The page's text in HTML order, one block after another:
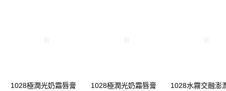
1028極潤光奶霜唇膏
1028極潤光奶霜唇膏
1028水霧交融澎